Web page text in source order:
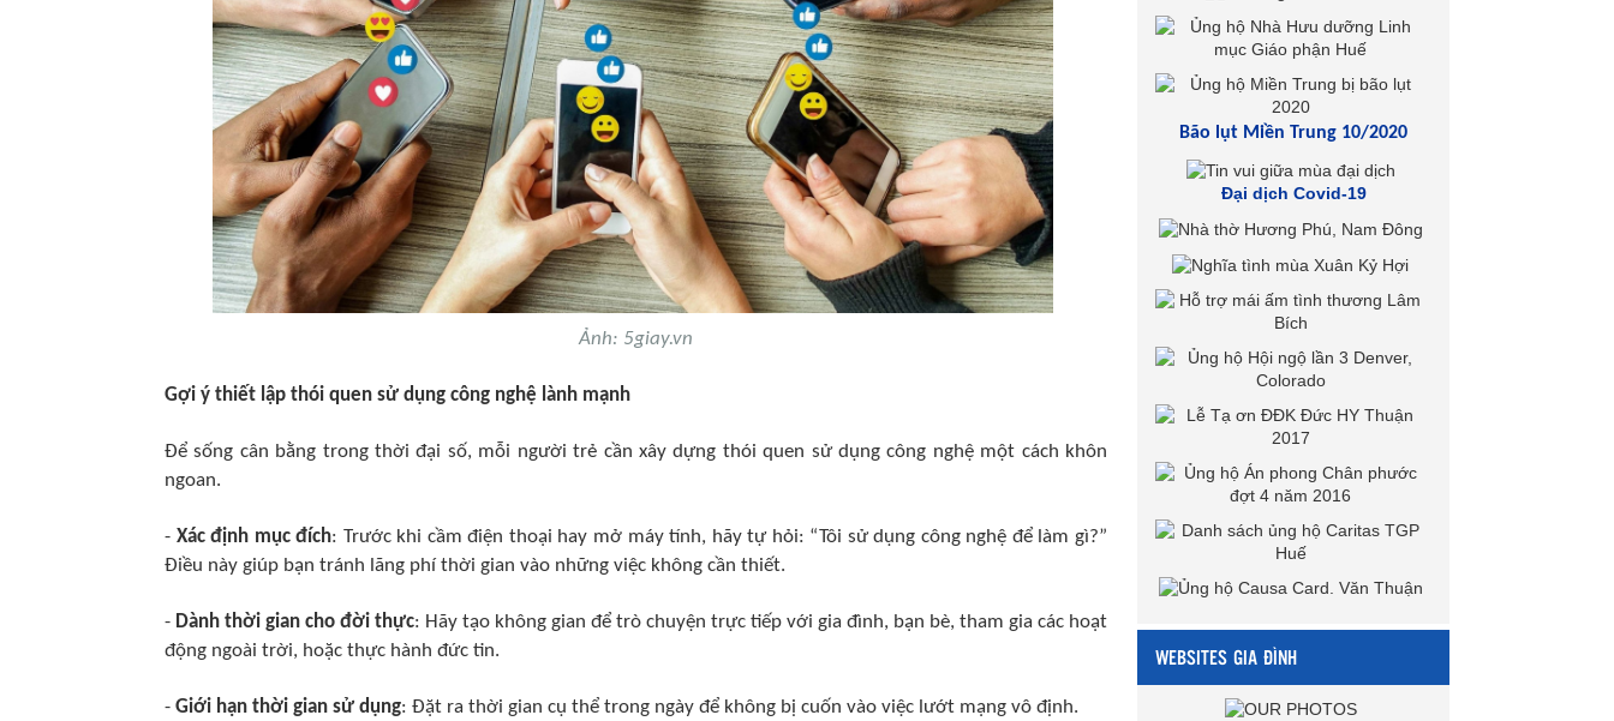
Ảnh: 5giay.vn
Gợi ý thiết lập thói quen sử dụng công nghệ lành mạnh​
Để sống cân bằng trong thời đại số, mỗi người trẻ cần xây dựng thói quen sử dụng công nghệ một cách khôn
ngoan.​
- Xác định mục đích: Trước khi cầm điện thoại hay mở máy tính, hãy tự hỏi: “Tôi sử dụng công nghệ để làm gì?”
Điều này giúp bạn tránh lãng phí thời gian vào những việc không cần thiết.​
- Dành thời gian cho đời thực: Hãy tạo không gian để trò chuyện trực tiếp với gia đình, bạn bè, tham gia các hoạt
động ngoài trời, hoặc thực hành đức tin.​
- Giới hạn thời gian sử dụng: Đặt ra thời gian cụ thể trong ngày để không bị cuốn vào việc lướt mạng vô định.​
Bão lụt Miền Trung 10/2020
Đại dịch Covid-19
WEBSITES GIA ĐÌNH